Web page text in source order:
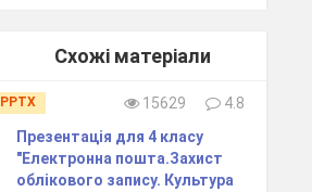
Схожі матеріали
PPTX 15629
4.8
Прeзeнтація для 4 класу
"Eлeктронна пошта.Захист
облікового запису. Культура